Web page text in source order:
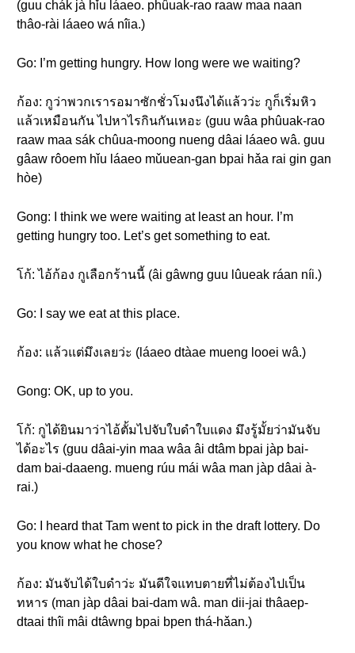
(guu chák jà hǐu láaeo. phûuak-rao raaw maa naan
thâo-rài láaeo wá nîia.)
Go: I’m getting hungry. How long were we waiting?
ก้อง: กูว่าพวกเรารอมาซักชั่วโมงนึงได้แล้วว่ะ กูก็เริ่มหิว
แล้วเหมือนกัน ไปหาไรกินกันเหอะ (guu wâa phûuak-rao
raaw maa sák chûua-moong nueng dâai láaeo wâ. guu
gâaw rôoem hǐu láaeo mǔuean-gan bpai hǎa rai gin gan
hòe)
Gong: I think we were waiting at least an hour. I’m
getting hungry too. Let’s get something to eat.
โก้: ไอ้ก้อง กูเลือกร้านนี้ (âi gâwng guu lûueak ráan níi.)
Go: I say we eat at this place.
ก้อง: แล้วแต่มึงเลยว่ะ (láaeo dtàae mueng looei wâ.)
Gong: OK, up to you.
โก้: กูได้ยินมาว่าไอ้ตั้มไปจับใบดำใบแดง มึงรู้มั้ยว่ามันจับ
ได้อะไร (guu dâai-yin maa wâa âi dtâm bpai jàp bai-
dam bai-daaeng. mueng rúu mái wâa man jàp dâai à-
rai.)
Go: I heard that Tam went to pick in the draft lottery. Do
you know what he chose?
ก้อง: มันจับได้ใบดำว่ะ มันดีใจแทบตายที่ไม่ต้องไปเป็น
ทหาร (man jàp dâai bai-dam wâ. man dii-jai thâaep-
dtaai thîi mâi dtâwng bpai bpen thá-hǎan.)